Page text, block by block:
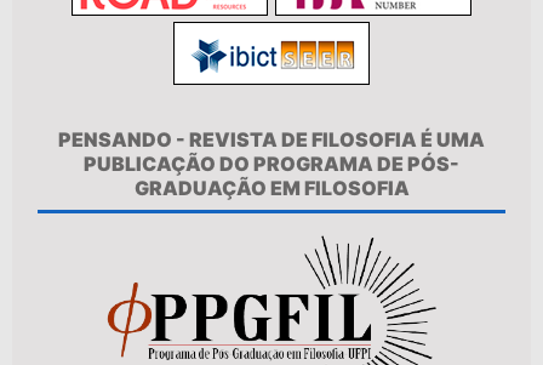
PENSANDO - REVISTA DE FILOSOFIA É UMA
PUBLICAÇÃO DO PROGRAMA DE PÓS-
GRADUAÇÃO EM FILOSOFIA